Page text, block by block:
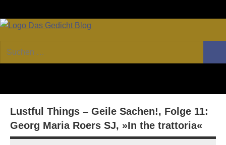
Inhalt
GEDICHT
Forum
von
Lyrik,
Essay
Suchen
nach:
Lustful Things – Geile Sachen!, Folge 11:
Georg Maria Roers SJ, »In the trattoria«